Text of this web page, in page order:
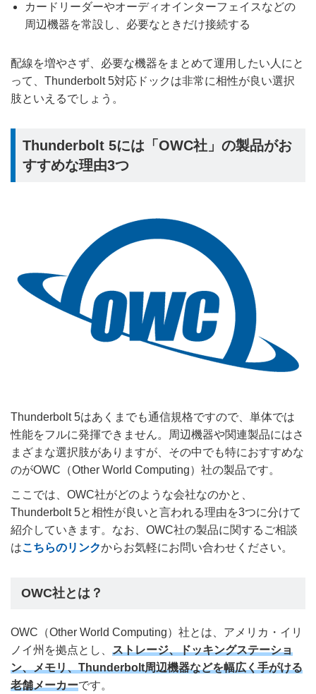
カードリーダーやオーディオインターフェイスなどの
周辺機器を常設し、必要なときだけ接続する
配線を増やさず、必要な機器をまとめて運用したい人にと
って、Thunderbolt 5対応ドックは非常に相性が良い選択
肢といえるでしょう。
Thunderbolt 5には「OWC社」の製品がお
すすめな理由3つ
Thunderbolt 5はあくまでも通信規格ですので、単体では
性能をフルに発揮できません。周辺機器や関連製品にはさ
まざまな選択肢がありますが、その中でも特におすすめな
のがOWC（Other World Computing）社の製品です。
ここでは、OWC社がどのような会社なのかと、
Thunderbolt 5と相性が良いと言われる理由を3つに分けて
紹介していきます。なお、OWC社の製品に関するご相談
はこちらのリンクからお気軽にお問い合わせください。
OWC社とは？
OWC（Other World Computing）社とは、アメリカ・イリ
ノイ州を拠点とし、 ストレージ、ドッキングステーショ
ン、メモリ、Thunderbolt周辺機器などを幅広く手がける
老舗メーカーです。